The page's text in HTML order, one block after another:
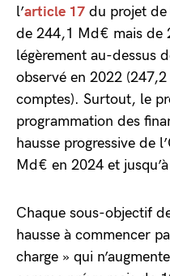
l’article 17 du projet
de 244,1 Md€ mais de
légèrement au-dessus
observé en 2022
comptes). Surtout, le
programmation des
hausse progressive de
Md€ en 2024 et
Chaque sous-objectif
hausse à commencer
charge » qui